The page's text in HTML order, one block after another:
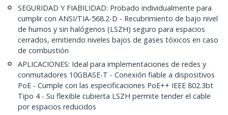
SEGURIDAD Y FIABILIDAD: Probado individualmente para
cumplir con ANSI/TIA-568.2-D - Recubrimiento de bajo nivel
de humos y sin halógenos (LSZH) seguro para espacios
cerrados, emitiendo niveles bajos de gases tóxicos en caso
de combustión
APLICACIONES: Ideal para implementaciones de redes y
conmutadores 10GBASE-T - Conexión fiable a dispositivos
PoE - Cumple con las especificaciones PoE++ IEEE 802.3bt
Tipo 4 - Su flexible cubierta LSZH permite tender el cable
por espacios reducidos